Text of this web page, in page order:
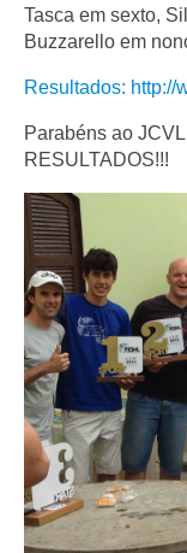
Tasca em sexto,
Buzzarello em
Resultados: http://
Parabéns ao
RESULTADOS!!!